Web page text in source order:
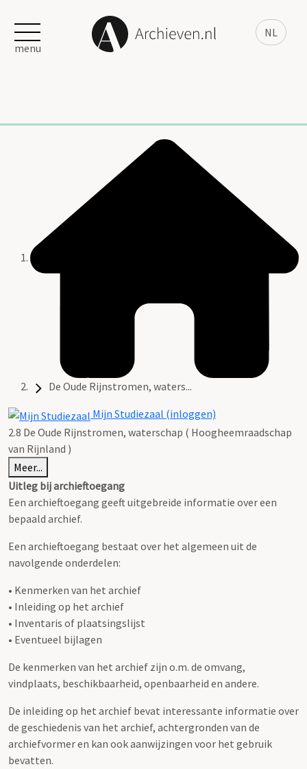
NL
menu
De Oude Rijnstromen, waters...
Mijn Studiezaal (inloggen)
2.8 De Oude Rijnstromen, waterschap ( Hoogheemraadschap
van Rijnland )
Meer...
Uitleg bij archieftoegang
Een archieftoegang geeft uitgebreide informatie over een
bepaald archief.
Een archieftoegang bestaat over het algemeen uit de
navolgende onderdelen:
• Kenmerken van het archief
• Inleiding op het archief
• Inventaris of plaatsingslijst
• Eventueel bijlagen
De kenmerken van het archief zijn o.m. de omvang,
vindplaats, beschikbaarheid, openbaarheid en andere.
De inleiding op het archief bevat interessante informatie over
de geschiedenis van het archief, achtergronden van de
archiefvormer en kan ook aanwijzingen voor het gebruik
bevatten.